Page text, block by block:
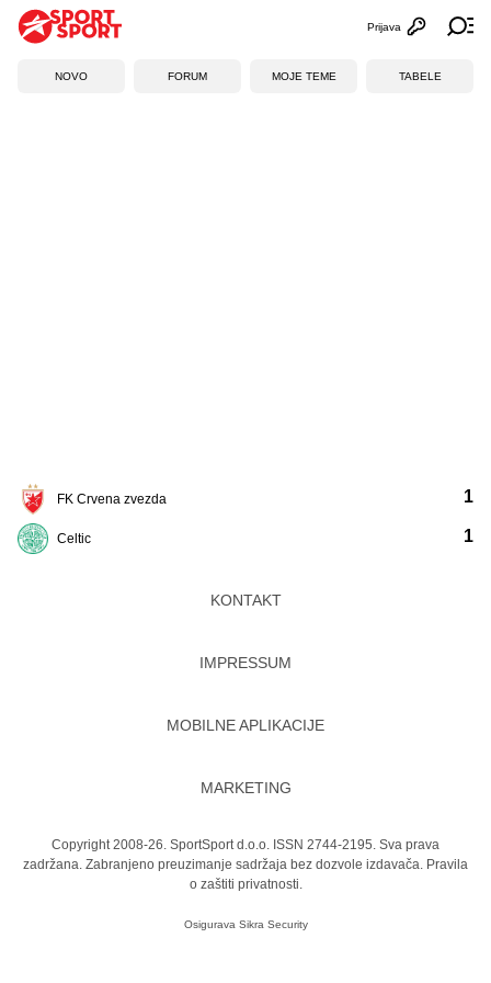
Otvori
Prijava
NOVO FORUM MOJE TEME TABELE
FK Crvena zvezda
Celtic
1
1
KONTAKT
IMPRESSUM
MOBILNE APLIKACIJE
MARKETING
Copyright 2008-26. SportSport d.o.o. ISSN 2744-2195. Sva prava
zadržana. Zabranjeno preuzimanje sadržaja bez dozvole izdavača. Pravila
o zaštiti privatnosti.
Osigurava Sikra Security